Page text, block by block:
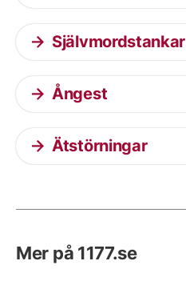
Självmordstankar
Ångest
Ätstörningar
Mer på 1177.se